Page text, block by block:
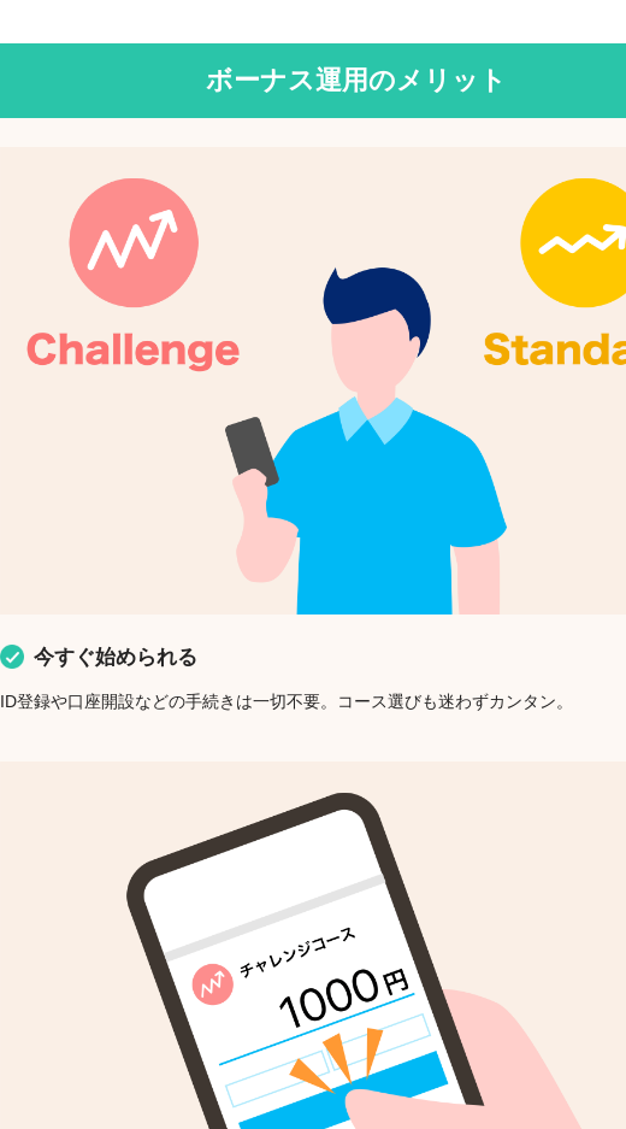
ボーナス運用のメリット
今すぐ始められる
ID登録や口座開設などの手続きは一切不要。コース選びも迷わずカンタン。